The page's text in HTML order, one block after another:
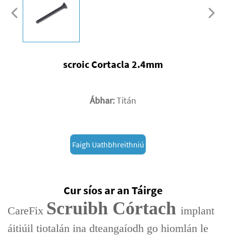
scroic Cortacla 2.4mm
Ábhar:Titán
Faigh Uathbhreithniú
Cur síos ar an Táirge
CareFix Scruibh Córtach implant
áitiúil tiotalán ina dteangaíodh go hiomlán le